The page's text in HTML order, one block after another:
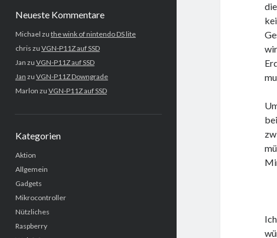
Neueste Kommentare
Michael zu the wink of nintendo DS lite
chris zu VGN-P11Z auf SSD
Jan zu VGN-P11Z auf SSD
Jan zu VGN-P11Z Downgrade
Marlon zu VGN-P11Z auf SSD
Kategorien
Aktion
Allgemein
Gadgets
Mikrocontroller
Nützliches
Raspberry